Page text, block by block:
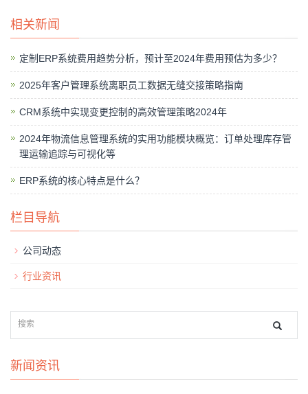
相关新闻
定制ERP系统费用趋势分析，预计至2024年费用预估为多少？
2025年客户管理系统离职员工数据无缝交接策略指南
CRM系统中实现变更控制的高效管理策略2024年
2024年物流信息管理系统的实用功能模块概览：订单处理库存管
理运输追踪与可视化等
ERP系统的核心特点是什么？
栏目导航
公司动态
行业资讯
新闻资讯